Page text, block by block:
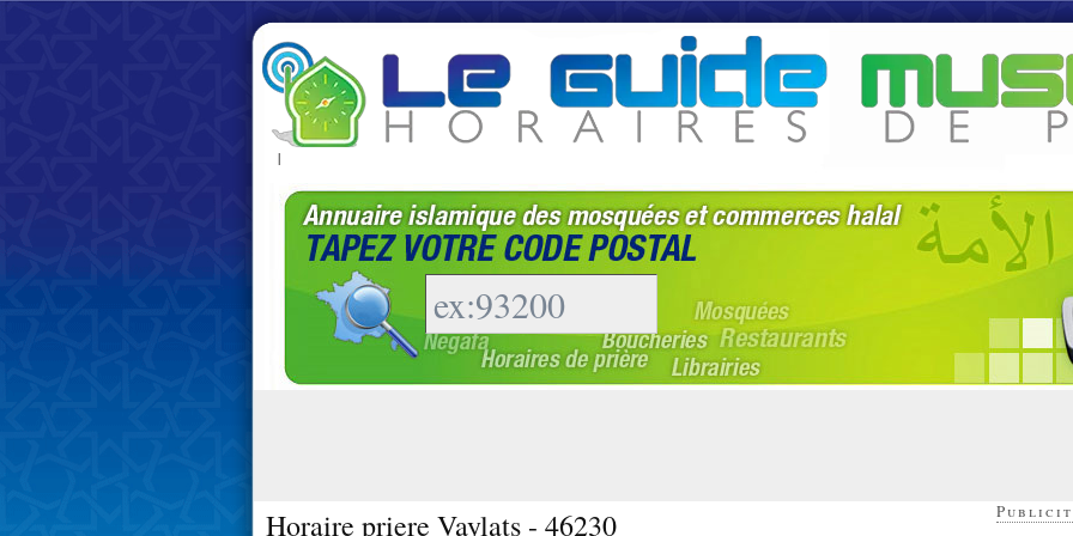
|
Horaire priere Vaylats - 46230